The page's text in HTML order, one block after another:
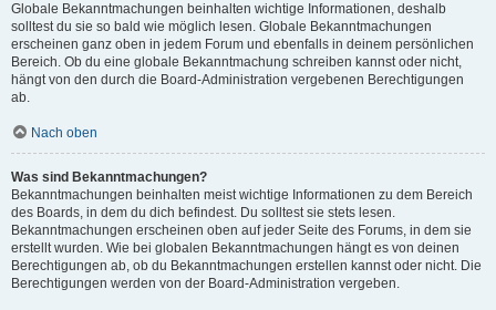
Globale Bekanntmachungen beinhalten wichtige Informationen, deshalb
solltest du sie so bald wie möglich lesen. Globale Bekanntmachungen
erscheinen ganz oben in jedem Forum und ebenfalls in deinem persönlichen
Bereich. Ob du eine globale Bekanntmachung schreiben kannst oder nicht,
hängt von den durch die Board-Administration vergebenen Berechtigungen
ab.
Nach oben
Was sind Bekanntmachungen?
Bekanntmachungen beinhalten meist wichtige Informationen zu dem Bereich
des Boards, in dem du dich befindest. Du solltest sie stets lesen.
Bekanntmachungen erscheinen oben auf jeder Seite des Forums, in dem sie
erstellt wurden. Wie bei globalen Bekanntmachungen hängt es von deinen
Berechtigungen ab, ob du Bekanntmachungen erstellen kannst oder nicht. Die
Berechtigungen werden von der Board-Administration vergeben.